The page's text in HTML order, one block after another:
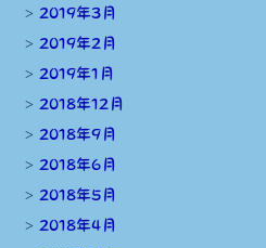
2019年3月
2019年2月
2019年1月
2018年12月
2018年9月
2018年6月
2018年5月
2018年4月